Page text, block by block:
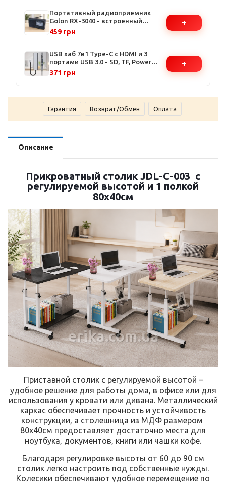
Портативный радиоприемник
Golon RX-3040 - встроенный
аккумулятор, поддержка
FM/AM/SW, аналоговая настройка,
459 грн
+
USB хаб 7в1 Type-C с HDMI и 3
портами USB 3.0 - SD, TF, Power
Delivery, алюминиевый корпус
371 грн
+
Гарантия Возврат/Обмен Оплата
Описание
Прикроватный столик JDL-C-003 с
регулируемой высотой и 1 полкой
80x40см
erika.com.ua
Приставной столик с регулируемой высотой –
удобное решение для работы дома, в офисе или для
использования у кровати или дивана. Металлический
каркас обеспечивает прочность и устойчивость
конструкции, а столешница из МДФ размером
80x40см предоставляет достаточно места для
ноутбука, документов, книги или чашки кофе.
Благодаря регулировке высоты от 60 до 90 см
столик легко настроить под собственные нужды.
Колесики обеспечивают удобное перемещение по